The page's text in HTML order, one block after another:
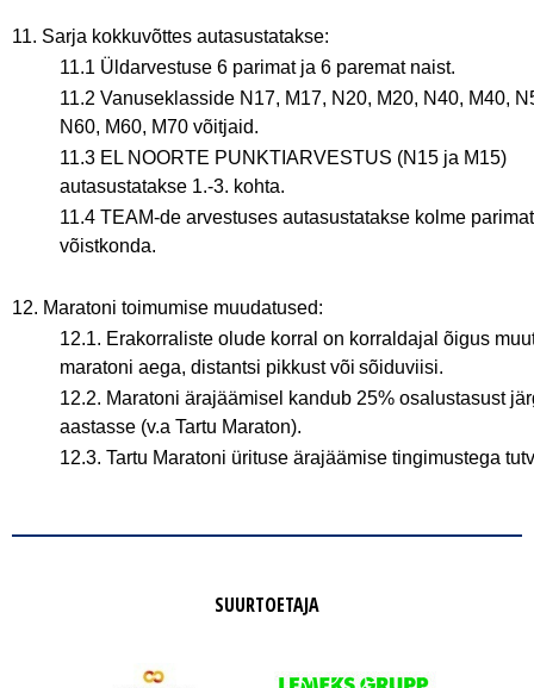
11. Sarja kokkuvõttes autasustatakse:
11.1 Üldarvestuse 6 parimat ja 6 paremat naist.
11.2 Vanuseklasside N17, M17, N20, M20, N40, M40,
N60, M60, M70 võitjaid.
11.3 EL NOORTE PUNKTIARVESTUS (N15 ja M15)
autasustatakse 1.-3. kohta.
11.4 TEAM-de arvestuses autasustatakse kolme parimat
võistkonda.
12. Maratoni toimumise muudatused:
12.1. Erakorraliste olude korral on korraldajal õigus
maratoni aega, distantsi pikkust või sõiduviisi.
12.2. Maratoni ärajäämisel kandub 25% osalustasust
aastasse (v.a Tartu Maraton).
12.3. Tartu Maratoni ürituse ärajäämise tingimustega
SUURTOETAJA